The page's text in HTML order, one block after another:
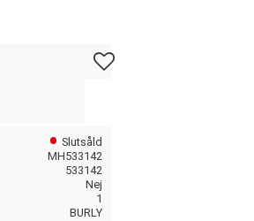
Lägg till i favoriter
Slutsåld
MH533142
533142
Nej
1
BURLY